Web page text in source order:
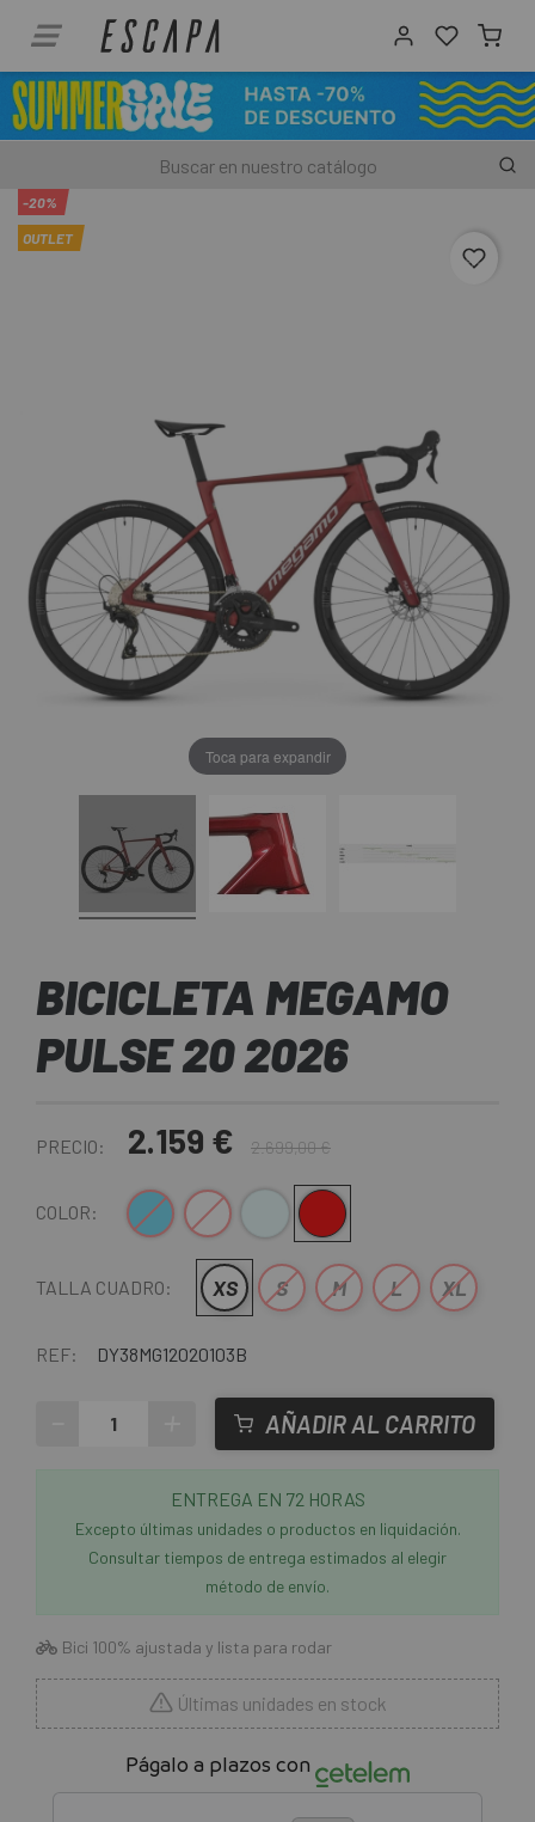
-20%
OUTLET
Toca para expandir
BICICLETA MEGAMO
PULSE 20 2026
PRECIO: 2.159 € 2.699,00 €
COLOR: Azul BlancoBlanco-AzulRojo
TALLA CUADRO: XS S M L XL
REF: DY38MG12020103B
AÑADIR AL CARRITO
ENTREGA EN 72 HORAS
Excepto últimas unidades o productos en liquidación.
Consultar tiempos de entrega estimados al elegir
método de envío.
Bici 100% ajustada y lista para rodar
Últimas unidades en stock
Págalo a plazos con